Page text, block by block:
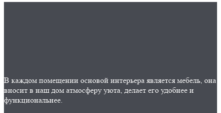
В каждом помещении основой интерьера является мебель, она
вносит в наш дом атмосферу уюта, делает его удобнее и
функциональнее.